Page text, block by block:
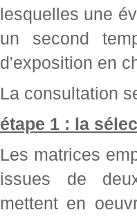
lesquelles une
un second
d'exposition en
La consultation
étape 1 : la
Les matrices
issues de
mettent en